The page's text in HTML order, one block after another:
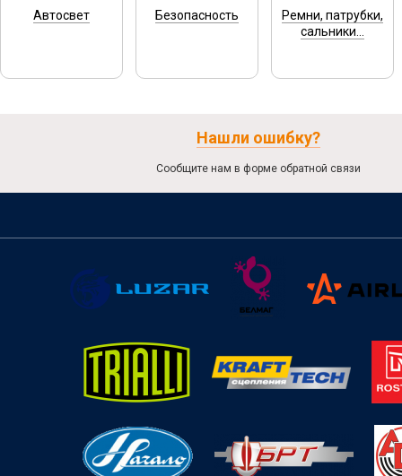
Автосвет Безопасность
Ремни, патрубки,
сальники...
Нашли ошибку?
Сообщите нам в форме обратной связи